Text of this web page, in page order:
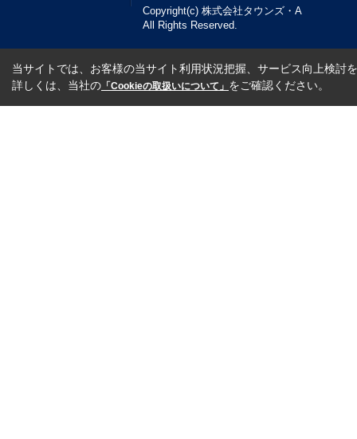
Copyright(c) 株式会社タウンズ・A
All Rights Reserved.
当サイトでは、お客様の当サイト利用状況把握、サービス向上検討
詳しくは、当社の 「Cookieの取扱いについて」 をご確認ください。